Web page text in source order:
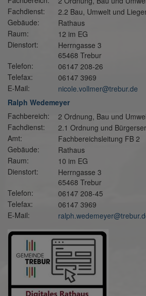
Fachdienst:
2.2 Bau, Umwelt und
Gebäude:
Rathaus
Raum:
12 im EG
Dienstort:
Herrngasse 3
65468 Trebur
Telefon:
06147 208-26
Telefax:
06147 3969
E-Mail:
nicole.vollmer@trebur.de
Ralph Wedemeyer
Fachbereich:
2 Ordnung, Bau und
Fachdienst:
2.1 Ordnung und
Amt:
Fachbereichsleitung FB 2
Gebäude:
Rathaus
Raum:
10 im EG
Dienstort:
Herrngasse 3
65468 Trebur
Telefon:
06147 208-45
Telefax:
06147 3969
E-Mail: